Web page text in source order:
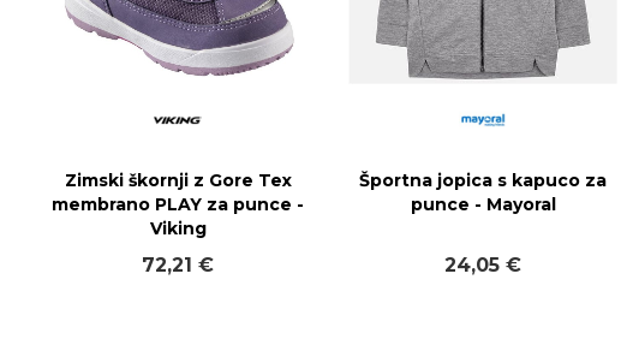
Zimski škornji z Gore Tex
membrano PLAY za punce -
Viking
72,21 €
Športna jopica s kapuco za
punce - Mayoral
24,05 €